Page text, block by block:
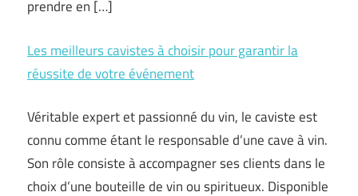
prendre en […]
Les meilleurs cavistes à choisir pour garantir la
réussite de votre événement
Véritable expert et passionné du vin, le caviste est
connu comme étant le responsable d’une cave à vin.
Son rôle consiste à accompagner ses clients dans le
choix d’une bouteille de vin ou spiritueux. Disponible